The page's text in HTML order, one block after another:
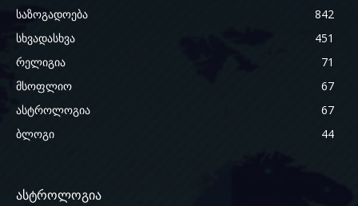
საზოგადოება
842
სხვადასხვა
451
რელიგია
71
მსოფლიო
67
ასტროლოგია
67
ბლოგი
44
ასტროლოგია